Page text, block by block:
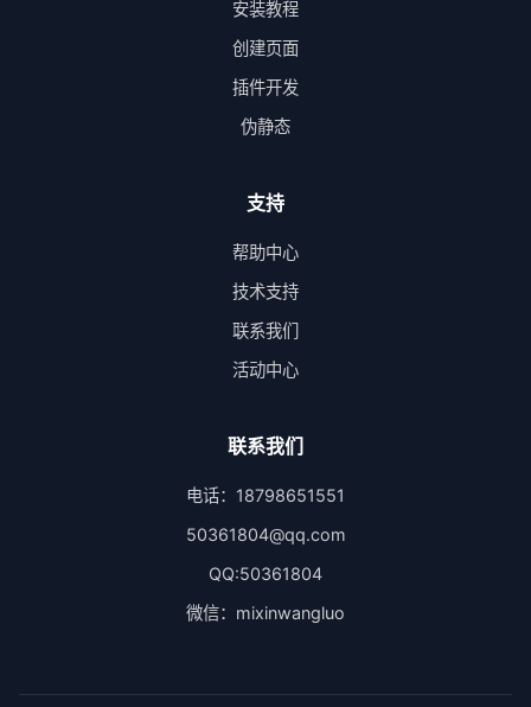
安装教程
创建页面
插件开发
伪静态
支持
帮助中心
技术支持
联系我们
活动中心
联系我们
电话：18798651551
50361804@qq.com
QQ:50361804
微信：mixinwangluo